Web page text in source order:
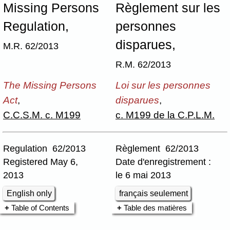
Missing Persons
Regulation,
M.R. 62/2013
Règlement sur les
personnes
disparues,
R.M. 62/2013
The Missing Persons
Act,
C.C.S.M. c. M199
Loi sur les personnes
disparues,
c. M199 de la C.P.L.M.
Regulation 62/2013
Registered May 6,
2013
English only
Règlement 62/2013
Date d'enregistrement :
le 6 mai 2013
français seulement
Table of Contents
Table des matières